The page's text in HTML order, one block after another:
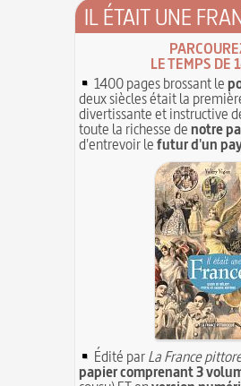
IL ÉTAIT UNE
LE TEMPS DE
1400 pages brossant le
deux siècles était la
divertissante et instructive
toute la richesse denotre
d'entrevoir lefutur d'un
Édité parLa France
papier comprenant 3